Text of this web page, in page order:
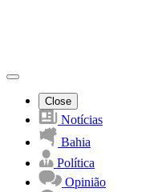
Close
Notícias
Bahia
Política
Opinião